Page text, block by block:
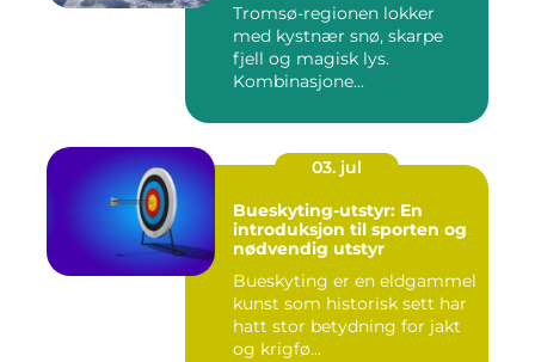
Tromsø-regionen lokker
med kystnær snø, skarpe
fjell og magisk lys.
Kombinasjone...
03. jul
Bueskyting-utstyr: En
introduksjon til sporten og
nødvendig utstyr
Bueskyting er en eldgammel
kunst som historisk sett har
hatt stor betydning for jakt
og krigfø...